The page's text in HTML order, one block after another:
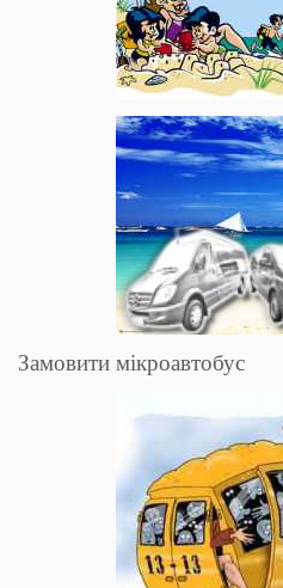
Замовити мікроавтобус